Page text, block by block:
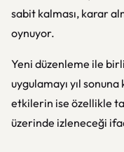
sabit kalması, karar
oynuyor.
Yeni düzenleme ile
uygulamayı yıl
etkilerin ise özellikle
üzerinde izleneceği